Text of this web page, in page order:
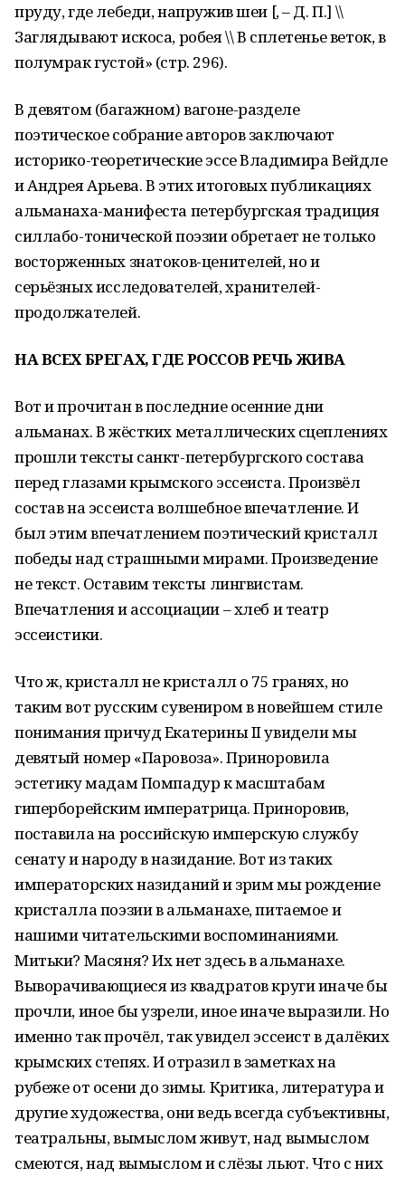
пруду, где лебеди, напружив шеи [, – Д. П.] \\
Заглядывают искоса, робея \\ В сплетенье веток, в
полумрак густой» (стр. 296).
В девятом (багажном) вагоне-разделе
поэтическое собрание авторов заключают
историко-теоретические эссе Владимира Вейдле
и Андрея Арьева. В этих итоговых публикациях
альманаха-манифеста петербургская традиция
силлабо-тонической поэзии обретает не только
восторженных знатоков-ценителей, но и
серьёзных исследователей, хранителей-
продолжателей.
НА ВСЕХ БРЕГАХ, ГДЕ РОССОВ РЕЧЬ ЖИВА
Вот и прочитан в последние осенние дни
альманах. В жёстких металлических сцеплениях
прошли тексты санкт-петербургского состава
перед глазами крымского эссеиста. Произвёл
состав на эссеиста волшебное впечатление. И
был этим впечатлением поэтический кристалл
победы над страшными мирами. Произведение
не текст. Оставим тексты лингвистам.
Впечатления и ассоциации – хлеб и театр
эссеистики.
Что ж, кристалл не кристалл о 75 гранях, но
таким вот русским сувениром в новейшем стиле
понимания причуд Екатерины II увидели мы
девятый номер «Паровоза». Приноровила
эстетику мадам Помпадур к масштабам
гиперборейским императрица. Приноровив,
поставила на российскую имперскую службу
сенату и народу в назидание. Вот из таких
императорских назиданий и зрим мы рождение
кристалла поэзии в альманахе, питаемое и
нашими читательскими воспоминаниями.
Митьки? Масяня? Их нет здесь в альманахе.
Выворачивающиеся из квадратов круги иначе бы
прочли, иное бы узрели, иное иначе выразили. Но
именно так прочёл, так увидел эссеист в далёких
крымских степях. И отразил в заметках на
рубеже от осени до зимы. Критика, литература и
другие художества, они ведь всегда субъективны,
театральны, вымыслом живут, над вымыслом
смеются, над вымыслом и слёзы льют. Что с них